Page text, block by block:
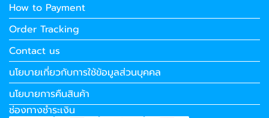
How to Payment
Order Tracking
Contact us
นโยบายเกี่ยวกับการใช้ข้อมูลส่วนบุคคล
นโยบายการคืนสินค้า
ช่องทางชำระเงิน